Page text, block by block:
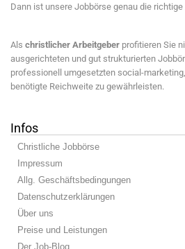
Dann ist unsere Jobbörse genau die
Als christlicher Arbeitgeber profitieren Sie
ausgerichteten und gut strukturierten
professionell umgesetzten social-
benötigte Reichweite zu gewährleisten.
Infos
Christliche Jobbörse
Impressum
Allg. Geschäftsbedingungen
Datenschutzerklärungen
Über uns
Preise und Leistungen
Der Job-Blog